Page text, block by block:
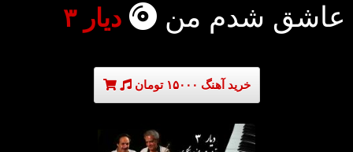
عاشق شدم من دیار ۳
خرید آهنگ ۱۵۰۰۰ تومان